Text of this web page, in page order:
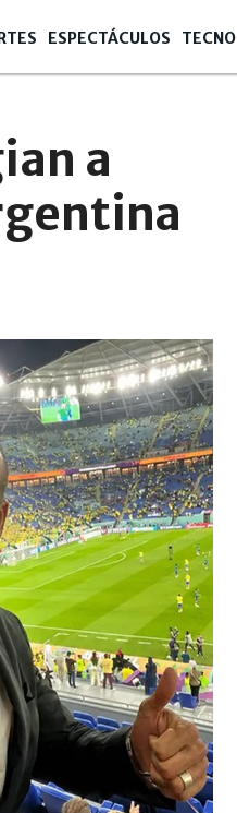
ESPECTÁCULOS TECNO
a